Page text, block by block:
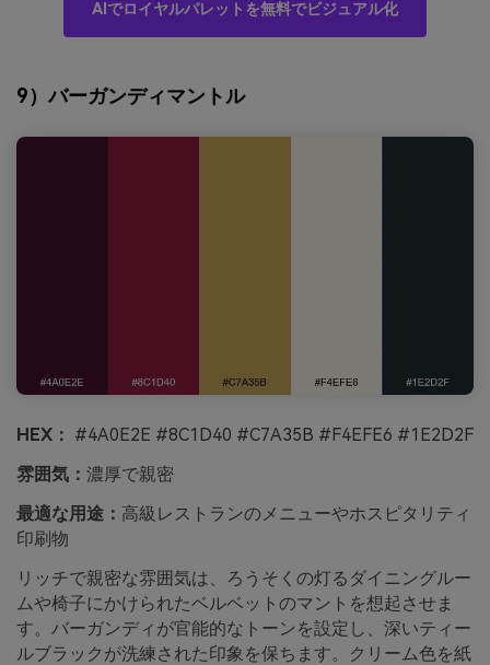
AIでロイヤルパレットを無料でビジュアル化
9）バーガンディマントル
HEX： #4A0E2E #8C1D40 #C7A35B #F4EFE6 #1E2D2F
雰囲気： 濃厚で親密
最適な用途： 高級レストランのメニューやホスピタリティ
印刷物
リッチで親密な雰囲気は、ろうそくの灯るダイニングルー
ムや椅子にかけられたベルベットのマントを想起させま
す。バーガンディが官能的なトーンを設定し、深いティー
ルブラックが洗練された印象を保ちます。クリーム色を紙